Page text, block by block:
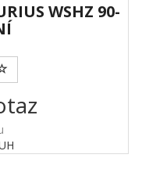
WSHZ 90-